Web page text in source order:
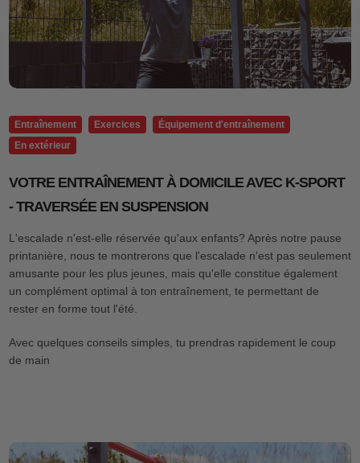
Entraînement Exercices
Équipement d'entraînement
En extérieur
VOTRE ENTRAÎNEMENT À DOMICILE AVEC K-SPORT
- TRAVERSÉE EN SUSPENSION
L'escalade n'est-elle réservée qu'aux enfants? Après notre pause
printanière, nous te montrerons que l'escalade n'est pas seulement
amusante pour les plus jeunes, mais qu'elle constitue également
un complément optimal à ton entraînement, te permettant de
rester en forme tout l'été.
Avec quelques conseils simples, tu prendras rapidement le coup
de main